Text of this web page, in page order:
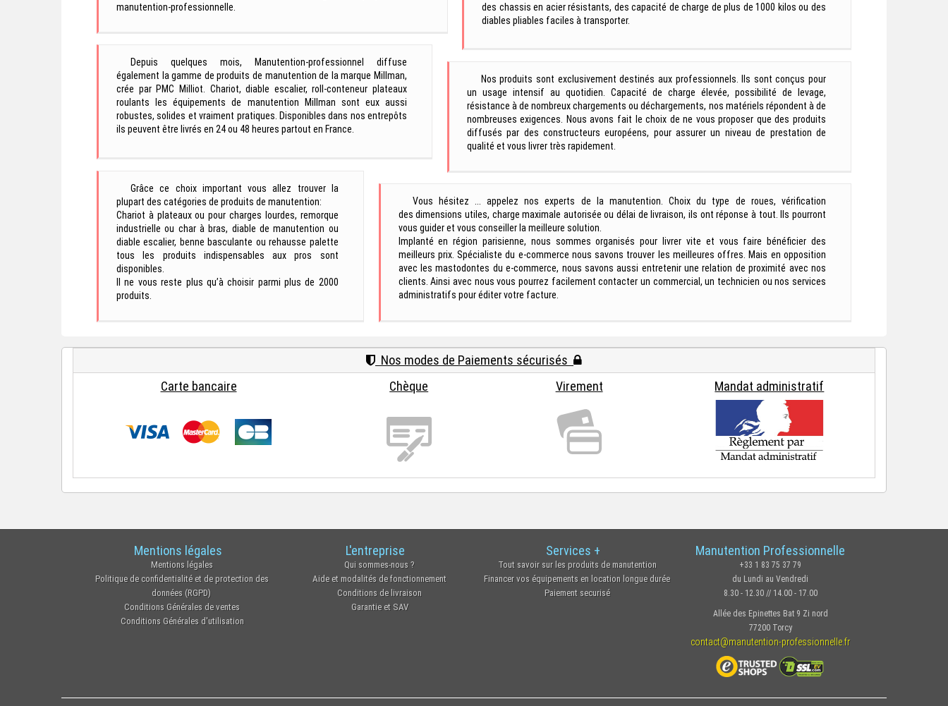
manutention-professionnelle.
des chassis en acier résistants, des capacité de charge de plus de 1000 kilos ou des
diables pliables faciles à transporter.
Depuis quelques mois, Manutention-professionnel diffuse
également la gamme de produits de manutention de la marque Millman,
crée par PMC Milliot. Chariot, diable escalier, roll-conteneur plateaux
roulants les équipements de manutention Millman sont eux aussi
robustes, solides et vraiment pratiques. Disponibles dans nos entrepôts
ils peuvent être livrés en 24 ou 48 heures partout en France.
Nos produits sont exclusivement destinés aux professionnels. Ils sont conçus pour
un usage intensif au quotidien. Capacité de charge élevée, possibilité de levage,
résistance à de nombreux chargements ou déchargements, nos matériels répondent à de
nombreuses exigences. Nous avons fait le choix de ne vous proposer que des produits
diffusés par des constructeurs européens, pour assurer un niveau de prestation de
qualité et vous livrer très rapidement.
Grâce ce choix important vous allez trouver la
plupart des catégories de produits de manutention:
Chariot à plateaux ou pour charges lourdes, remorque
industrielle ou char à bras, diable de manutention ou
diable escalier, benne basculante ou rehausse palette
tous les produits indispensables aux pros sont
disponibles.
Il ne vous reste plus qu’à choisir parmi plus de 2000
produits.
Vous hésitez ... appelez nos experts de la manutention. Choix du type de roues, vérification
des dimensions utiles, charge maximale autorisée ou délai de livraison, ils ont réponse à tout. Ils pourront
vous guider et vous conseiller la meilleure solution.
Implanté en région parisienne, nous sommes organisés pour livrer vite et vous faire bénéficier des
meilleurs prix. Spécialiste du e-commerce nous savons trouver les meilleures offres. Mais en opposition
avec les mastodontes du e-commerce, nous savons aussi entretenir une relation de proximité avec nos
clients. Ainsi avec nous vous pourrez facilement contacter un commercial, un technicien ou nos services
administratifs pour éditer votre facture.
Nos modes de Paiements sécurisés
Carte bancaire
Chèque Virement Mandat administratif
Mentions légales
Mentions légales
Politique de confidentialité et de protection des
données (RGPD)
Conditions Générales de ventes
Conditions Générales d'utilisation
L'entreprise
Qui sommes-nous ?
Aide et modalités de fonctionnement
Conditions de livraison
Garantie et SAV
Services +
Tout savoir sur les produits de manutention
Financer vos équipements en location longue durée
Paiement securisé
Manutention Professionnelle
+33 1 83 75 37 79
du Lundi au Vendredi
8.30 - 12.30 // 14.00 - 17.00
Allée des Epinettes Bat 9 Zi nord
77200 Torcy
contact@manutention-professionnelle.fr